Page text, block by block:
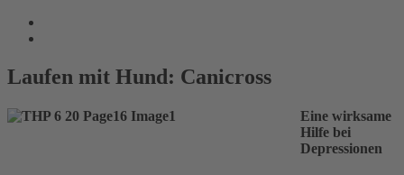
Laufen mit Hund: Canicross
Eine wirksame
Hilfe bei
Depressionen